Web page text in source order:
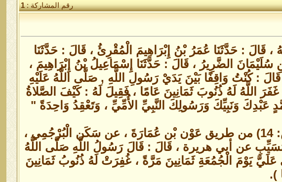
رقم المشاركة :1
قَالَ : حَدَّثَنَا عُمَرُ بْنُ إِبْرَاهِيمَ الْمُقْرِئُ ، قَالَ : حَدَّثَنَا
الضَّرِيرُ ، قَالَ : حَدَّثَنَا إِسْمَاعِيلُ بْنُ إِبْرَاهِيمَ ،
: كُنْتُ وَاقِفًا بَيْنَ يَدَيْ رَسُولِ اللَّهِ , صَلَّى اللَّهُ عَلَيْهِ
اللَّهُ لَهُ ذُنُوبَ ثَمَانِينَ عَامًا ، فَقِيلَ لَهُ : كَيْفَ الصَّلاةُ
وَنَبِيِّكَ وَرَسُولِكَ النَّبِيِّ الأُمِّيِّ ، وَتَعْقِدُ وَاحِدَةً "
روى ابن شاهين في " الترغيب في فضائل الأعمال" (ص: 14) من طريق عَوْن بْن عُمَارَةَ ، عن سَكَن الْبُرْجُمِي ،
عن أبي هريرة ، قَالَ : قَالَ رَسُولُ اللَّهِ صَلَّى اللَّهُ
يَوْمَ الْجُمُعَةِ ثَمَانِينَ مَرَّةً ، غُفِرَتْ لَهُ ذُنُوبُ ثَمَانِينَ
).